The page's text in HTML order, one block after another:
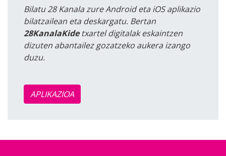
Bilatu 28 Kanala zure Android eta iOS aplikazio
bilatzailean eta deskargatu. Bertan
28KanalaKidetxartel digitalak eskaintzen
dizuten abantailez gozatzeko aukera izango
duzu.
APLIKAZIOA